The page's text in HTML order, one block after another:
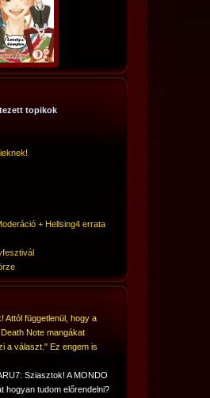
topikok
+ Hellsing4 errata
Attól függetlenül, hogy a
Note mangákat
a választ." Ez engem is
Sziasztok! A MONDO
hogyan tudom előrendelni?